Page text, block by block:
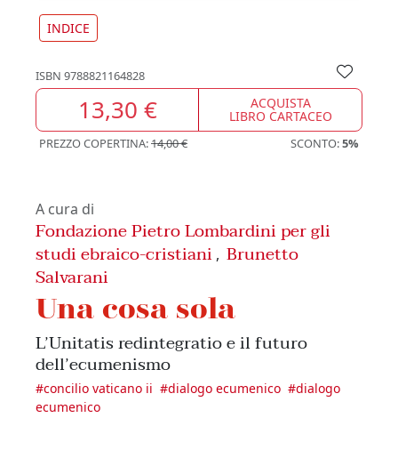
INDICE
ISBN 9788821164828
13,30 € ACQUISTA
LIBRO CARTACEO
PREZZO COPERTINA:14,00 € SCONTO:5%
A cura di
Fondazione Pietro Lombardini per gli
studi ebraico-cristiani , Brunetto
Salvarani
Una cosa sola
L’Unitatis redintegratio e il futuro
dell’ecumenismo
#concilio vaticano ii #dialogo ecumenico #dialogo
ecumenico